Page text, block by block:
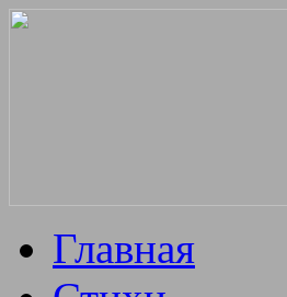
Главная